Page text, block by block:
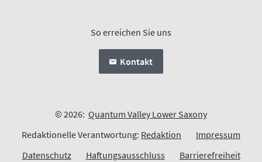
So erreichen Sie uns
Kontakt
© 2026: Quantum Valley Lower Saxony
Redaktionelle Verantwortung: Redaktion
Impressum
Datenschutz
Haftungsausschluss Barrierefreiheit